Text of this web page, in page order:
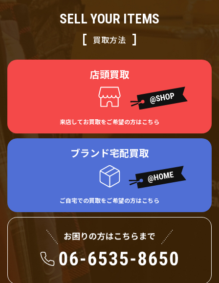
SELL YOUR ITEMS
買取方法
店頭買取
来店してお買取をご希望の方はこちら
ブランド宅配買取
ご自宅での買取をご希望の方はこちら